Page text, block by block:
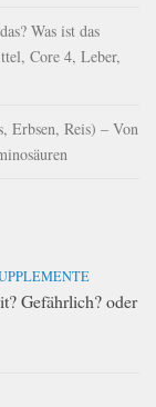
Was ist das
Core 4, Leber,
Erbsen, Reis) – Von
Gefährlich? oder